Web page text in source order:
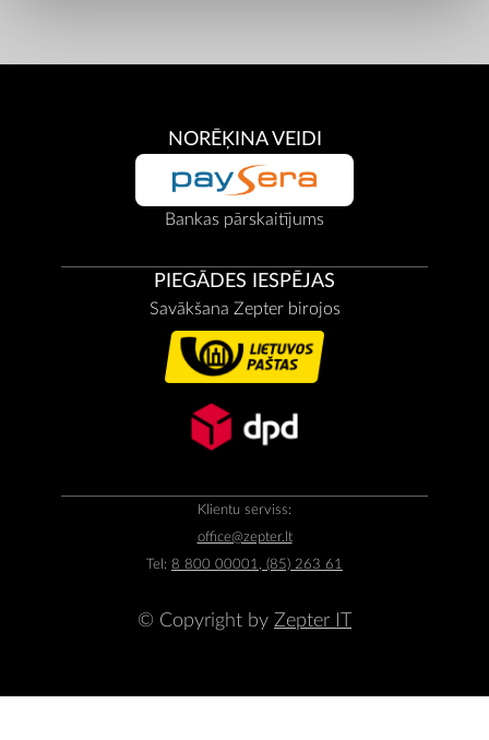
NORĒĶINA VEIDI
Bankas pārskaitījums
PIEGĀDES IESPĒJAS
Savākšana Zepter birojos
Klientu serviss:
office@zepter.lt
Tel: 8 800 00001, (85) 263 61
© Copyright by Zepter IT